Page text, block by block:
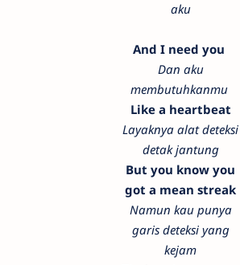
aku
And I need you
Dan aku
membutuhkanmu
Like a heartbeat
Layaknya alat deteksi
detak jantung
But you know you
got a mean streak
Namun kau punya
garis deteksi yang
kejam